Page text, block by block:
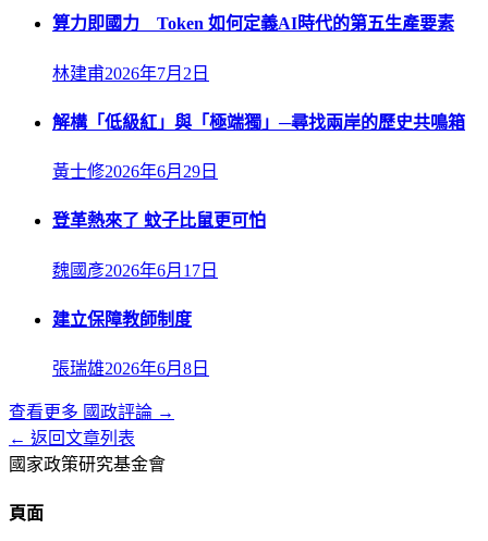
算力即國力 Token 如何定義AI時代的第五生產要素
林建甫2026年7月2日
解構「低級紅」與「極端獨」─尋找兩岸的歷史共鳴箱
黃士修2026年6月29日
登革熱來了 蚊子比鼠更可怕
魏國彥2026年6月17日
建立保障教師制度
張瑞雄2026年6月8日
查看更多 國政評論 →
← 返回文章列表
國家政策研究基金會
頁面